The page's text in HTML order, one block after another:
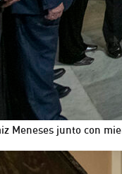
Meneses junto con